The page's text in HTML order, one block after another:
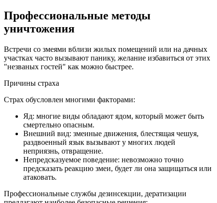
Профессиональные методы
уничтожения
Встречи со змеями вблизи жилых помещений или на дачных
участках часто вызывают панику, желание избавиться от этих
"незваных гостей" как можно быстрее.
Причины страха
Страх обусловлен многими факторами:
Яд: многие виды обладают ядом, который может быть
смертельно опасным.
Внешний вид: змеиные движения, блестящая чешуя,
раздвоенный язык вызывают у многих людей
неприязнь, отвращение.
Непредсказуемое поведение: невозможно точно
предсказать реакцию змеи, будет ли она защищаться или
атаковать.
Профессиональные службы дезинсекции, дератизации